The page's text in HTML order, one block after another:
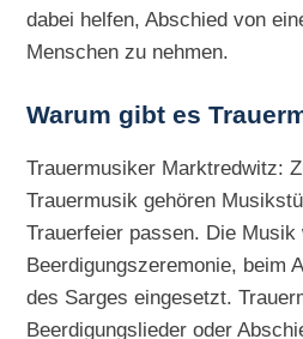
dabei helfen, Abschied von
Menschen zu nehmen.
Warum gibt es
Trauermusiker Marktredwitz:
Trauermusik gehören
Trauerfeier passen. Die Musik
Beerdigungszeremonie, beim
des Sarges eingesetzt.
Beerdigungslieder oder